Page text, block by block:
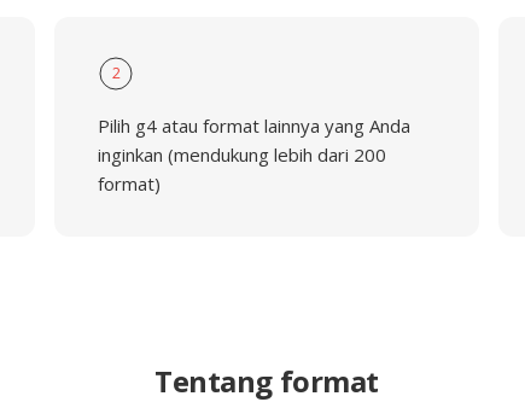
2
Pilih g4 atau format lainnya yang Anda
inginkan (mendukung lebih dari 200
format)
Tentang format